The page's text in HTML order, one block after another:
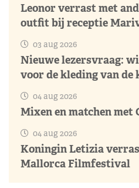
Leonor verrast met
outfit bij receptie
03 aug 2026
Nieuwe lezersvraag:
voor de kleding van de
04 aug 2026
Mixen en matchen met
04 aug 2026
Koningin Letizia
Mallorca Filmfestival